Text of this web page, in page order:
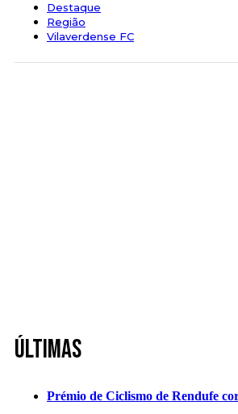
Destaque
Região
Vilaverdense FC
Últimas
Prémio de Ciclismo de Rendufe